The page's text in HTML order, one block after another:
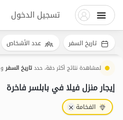
تسجيل الدخول
لمشاهدة نتائج أكثر دقة، حددتاريخ السفرو
إيجار منزل فيلا في بابلسر فاخرة
الفخامة
تاريخ السفر عدد الأشخاص